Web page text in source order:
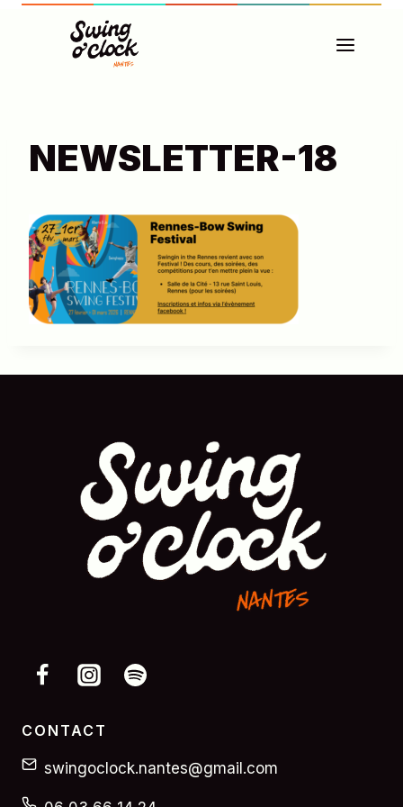
Aller
NEWSLETTER-18
CONTACT
swingoclock.nantes@gmail.com